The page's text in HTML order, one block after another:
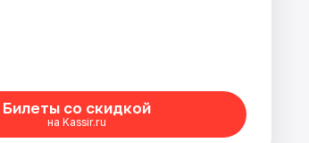
Билеты со скидкой
на Kassir.ru